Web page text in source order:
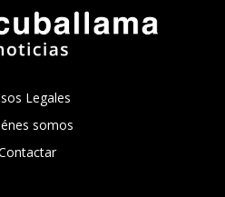
Legales
somos